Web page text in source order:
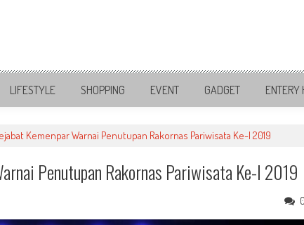
LIFESTYLE SHOPPING EVENT GADGET ENTERY
Kemenpar Warnai Penutupan Rakornas Pariwisata Ke-I 2019
Penutupan Rakornas Pariwisata Ke-I 2019